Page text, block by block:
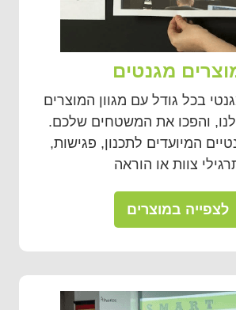
מגנטים
בכל גודל עם מגוון המוצרים
והפכו את המשטחים שלכם.
המיועדים לתכנון, פגישות,
צוות או הוראה
לצפייה במוצרים